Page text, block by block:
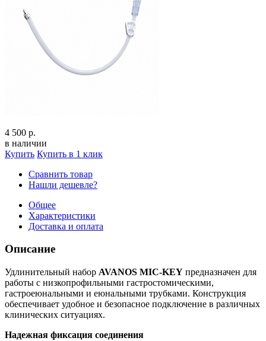
4 500 р.
в наличии
Купить Купить в 1 клик
Сравнить товар
Нашли дешевле?
Общее
Характеристики
Доставка и оплата
Описание
Удлинительный набор AVANOS MIC-KEY предназначен для
работы с низкопрофильными гастростомическими,
гастроеюнальными и еюнальными трубками. Конструкция
обеспечивает удобное и безопасное подключение в различных
клинических ситуациях.
Надежная фиксация соединения